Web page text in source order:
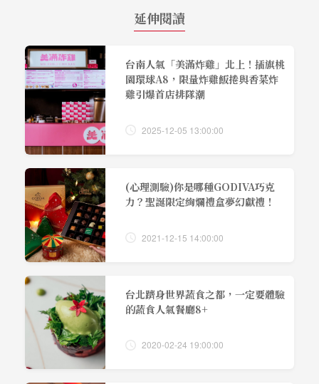
延伸閱讀
台南人氣「美滿炸雞」北上！插旗桃
園環球A8，限量炸雞飯捲與香菜炸
雞引爆首店排隊潮
2025-12-05 13:00:00
(心理測驗)你是哪種GODIVA巧克
力？聖誕限定絢爛禮盒夢幻獻禮！
2021-12-15 14:00:00
台北躋身世界蔬食之都，一定要體驗
的蔬食人氣餐廳8+
2020-02-24 19:00:00